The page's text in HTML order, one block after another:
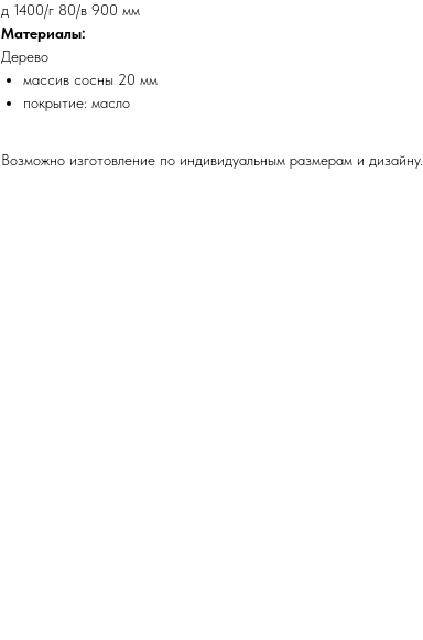
д 1400/г 80/в 900 мм
Материалы:
Дерево
массив сосны 20 мм
покрытие: масло
Возможно изготовление по индивидуальным размерам и дизайну.